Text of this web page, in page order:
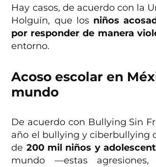
Hay casos, de acuerdo con la
Holguín, que los niños
por responder de manera
entorno.
Acoso escolar en
mundo
De acuerdo con Bullying Sin
año el bullying y ciberbullying
de 200 mil niños y
mundo —estas